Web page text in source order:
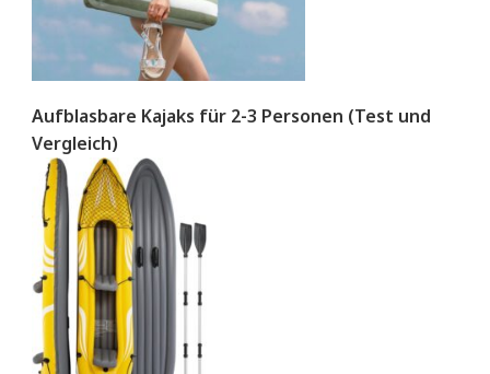
Aufblasbare Kajaks für 2-3 Personen (Test und
Vergleich)